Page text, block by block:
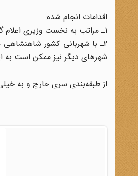
اقدامات انجام شده:
1ـ مراتب به نخست وزیرى اعلام گردیده است.
2ـ با شهربانى کشور شاهنشاهى
شهرهاى دیگر نیز ممکن است به
از طبقه‌‌بندى سرى خارج و به خیلى محرمانه